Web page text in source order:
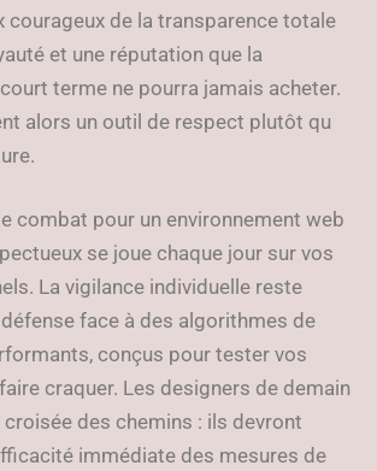
courageux de la transparence totale
et une réputation que la
terme ne pourra jamais acheter.
alors un outil de respect plutôt qu
combat pour un environnement web
se joue chaque jour sur vos
La vigilance individuelle reste
face à des algorithmes de
conçus pour tester vos
craquer. Les designers de demain
des chemins : ils devront
immédiate des mesures de